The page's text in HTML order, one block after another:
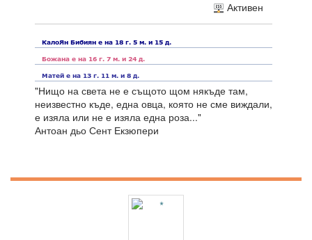
Активен
"Нищо на света не е същото щом някъде там,
неизвестно къде, една овца, която не сме виждали,
е изяла или не е изяла една роза..."
Антоан дьо Сент Екзюпери